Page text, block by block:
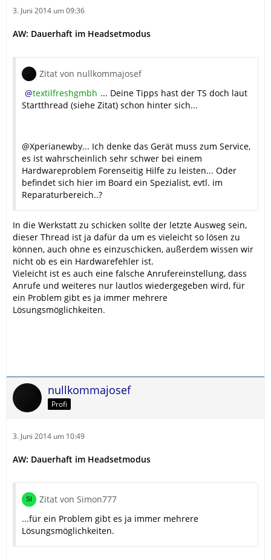
3. Juni 2014 um 09:36
AW: Dauerhaft im Headsetmodus
Zitat von nullkommajosef
textilfreshgmbh ... Deine Tipps hast der TS doch laut
Startthread (siehe Zitat) schon hinter sich...
@Xperianewby... Ich denke das Gerät muss zum Service,
es ist wahrscheinlich sehr schwer bei einem
Hardwareproblem Forenseitig Hilfe zu leisten... Oder
befindet sich hier im Board ein Spezialist, evtl. im
Reparaturbereich..?
In die Werkstatt zu schicken sollte der letzte Ausweg sein,
dieser Thread ist ja dafür da um es vieleicht so lösen zu
können, auch ohne es einzuschicken, außerdem wissen wir
nicht ob es ein Hardwarefehler ist.
Vieleicht ist es auch eine falsche Anrufereinstellung, dass
Anrufe und weiteres nur lautlos wiedergegeben wird, für
ein Problem gibt es ja immer mehrere
Lösungsmöglichkeiten.
nullkommajosef
Profi
3. Juni 2014 um 10:49
AW: Dauerhaft im Headsetmodus
Zitat von Simon777
...für ein Problem gibt es ja immer mehrere
Lösungsmöglichkeiten.